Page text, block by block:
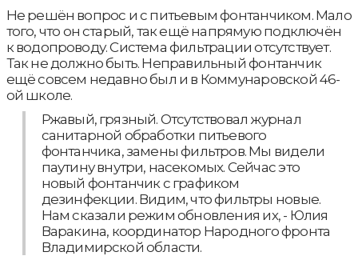
Не решён вопрос и с питьевым фонтанчиком. Мало
того, что он старый, так ещё напрямую подключён
к водопроводу. Система фильтрации отсутствует.
Так не должно быть. Неправильный фонтанчик
ещё совсем недавно был и в Коммунаровской 46-
ой школе.
Ржавый, грязный. Отсутствовал журнал
санитарной обработки питьевого
фонтанчика, замены фильтров. Мы видели
паутину внутри, насекомых. Сейчас это
новый фонтанчик с графиком
дезинфекции. Видим, что фильтры новые.
Нам сказали режим обновления их, - Юлия
Варакина, координатор Народного фронта
Владимирской области.